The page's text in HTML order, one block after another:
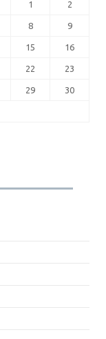
1 2
8 9
15 16
22 23
29 30